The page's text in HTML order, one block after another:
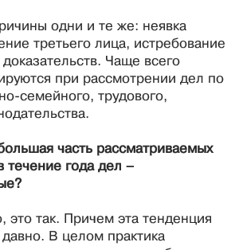
одни и те же: неявка
третьего лица, истребование
Чаще всего
при рассмотрении дел по
семейного, трудового,
часть рассматриваемых
течение года дел –
это так. Причем эта тенденция
В целом практика